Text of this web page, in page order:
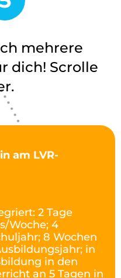
mehrere
dich! Scrolle
am LVR-
2 Tage
Woche; 4
8 Wochen
in
in den
an 5 Tagen in